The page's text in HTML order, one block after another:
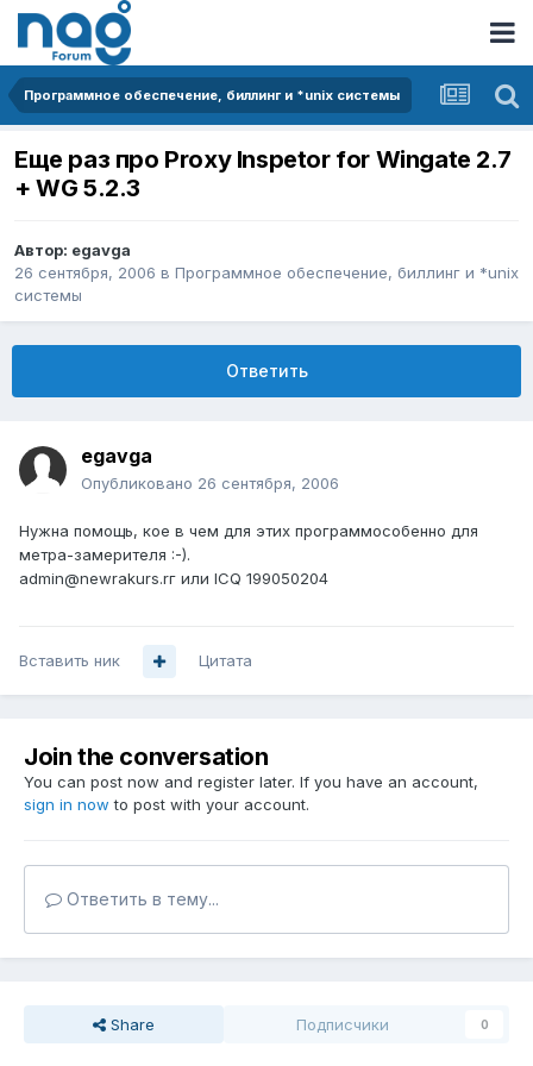
Программное обеспечение, биллинг и *unix системы
Еще раз про Proxy Inspetor for Wingate 2.7
+ WG 5.2.3
Автор: egavga
26 сентября, 2006 в Программное обеспечение, биллинг и *unix
системы
Ответить
egavga
Опубликовано 26 сентября, 2006
Нужна помощь, кое в чем для этих программособенно для
метра-замерителя :-).
admin@newrakurs.rг или ICQ 199050204
Вставить ник Цитата
Join the conversation
You can post now and register later. If you have an account,
sign in now to post with your account.
Ответить в тему...
Share Подписчики 0